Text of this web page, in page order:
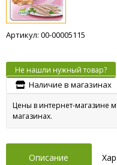
Артикул: 00-00005115
Не нашли нужный товар?
Наличие в магазинах
Цены в интернет-магазине
магазинах.
Описание